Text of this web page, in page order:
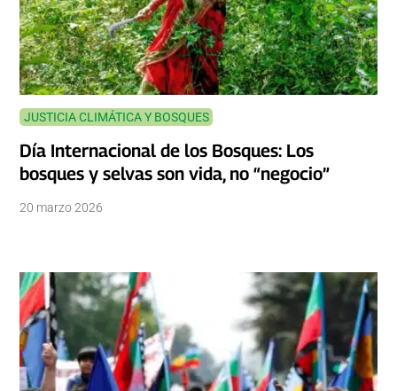
JUSTICIA CLIMÁTICA Y BOSQUES
Día Internacional de los Bosques: Los
bosques y selvas son vida, no “negocio”
20 marzo 2026